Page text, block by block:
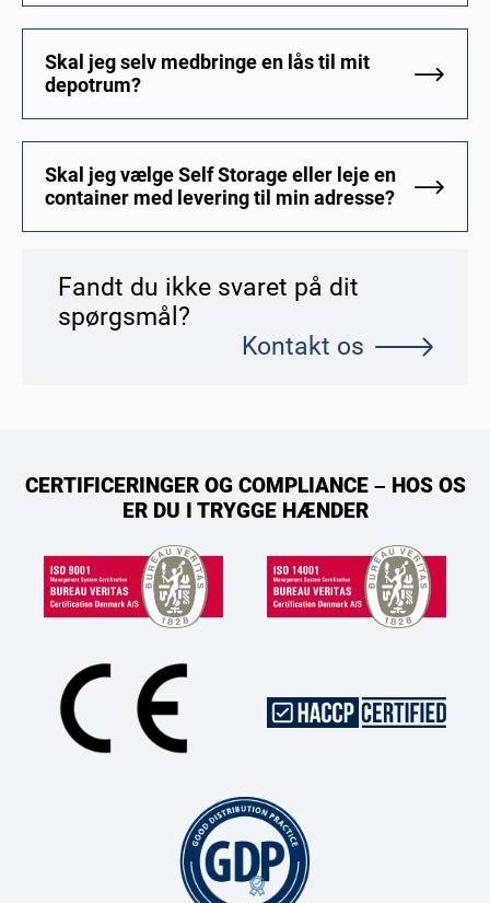
Skal jeg selv medbringe en lås til mit
depotrum?
Skal jeg vælge Self Storage eller leje en
container med levering til min adresse?
Fandt du ikke svaret på dit
spørgsmål?
Kontakt os
CERTIFICERINGER OG COMPLIANCE – HOS OS
ER DU I TRYGGE HÆNDER